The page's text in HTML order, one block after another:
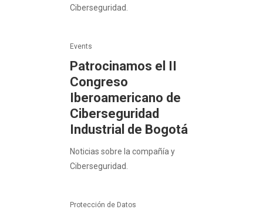
Ciberseguridad.
Events
Patrocinamos el II
Congreso
Iberoamericano de
Ciberseguridad
Industrial de Bogotá
Noticias sobre la compañía y
Ciberseguridad.
Protección de Datos